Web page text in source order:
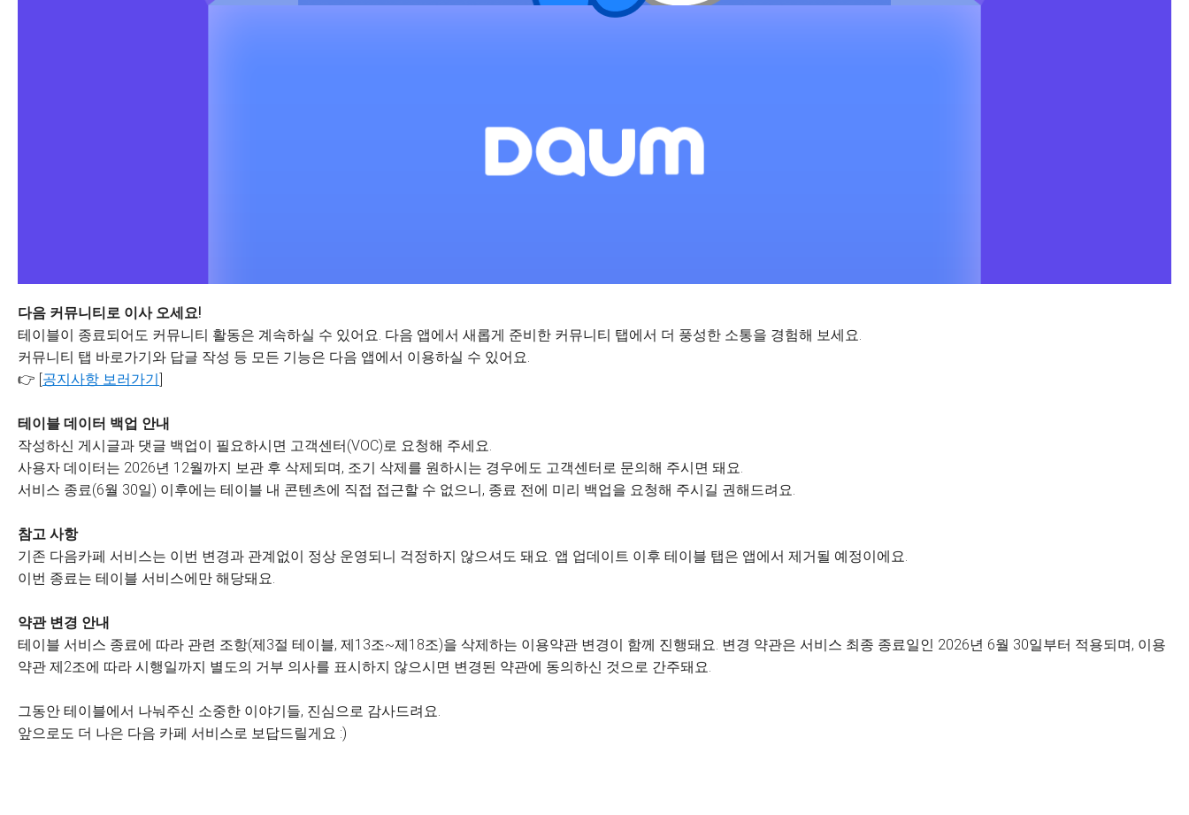
다음 커뮤니티로 이사 오세요!
테이블이 종료되어도 커뮤니티 활동은 계속하실 수 있어요. 다음 앱에서 새롭게 준비한 커뮤니티 탭에서 더 풍성한 소통을 경험해 보세요.
커뮤니티 탭 바로가기와 답글 작성 등 모든 기능은 다음 앱에서 이용하실 수 있어요.
👉 [공지사항 보러가기]
테이블 데이터 백업 안내
작성하신 게시글과 댓글 백업이 필요하시면 고객센터(VOC)로 요청해 주세요.
사용자 데이터는 2026년 12월까지 보관 후 삭제되며, 조기 삭제를 원하시는 경우에도 고객센터로 문의해 주시면 돼요.
서비스 종료(6월 30일) 이후에는 테이블 내 콘텐츠에 직접 접근할 수 없으니, 종료 전에 미리 백업을 요청해 주시길 권해드려요.
참고 사항
기존 다음카페 서비스는 이번 변경과 관계없이 정상 운영되니 걱정하지 않으셔도 돼요. 앱 업데이트 이후 테이블 탭은 앱에서 제거될 예정이에요.
이번 종료는 테이블 서비스에만 해당돼요.
약관 변경 안내
테이블 서비스 종료에 따라 관련 조항(제3절 테이블, 제13조~제18조)을 삭제하는 이용약관 변경이 함께 진행돼요. 변경 약관은 서비스 최종 종료일인 2026년 6월 30일부터 적용되며, 이용
약관 제2조에 따라 시행일까지 별도의 거부 의사를 표시하지 않으시면 변경된 약관에 동의하신 것으로 간주돼요.
그동안 테이블에서 나눠주신 소중한 이야기들, 진심으로 감사드려요.
앞으로도 더 나은 다음 카페 서비스로 보답드릴게요 :)